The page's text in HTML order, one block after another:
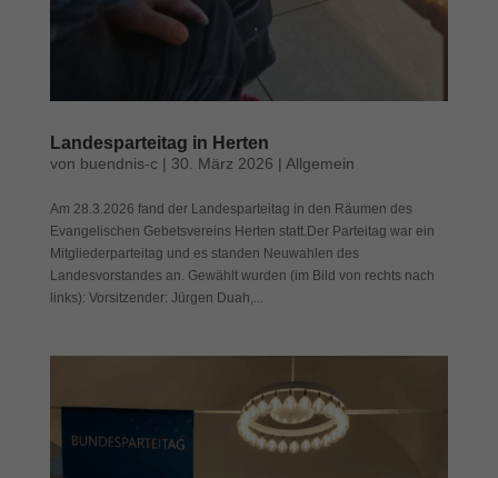
Landesparteitag in Herten
von buendnis-c| 30. März 2026 | Allgemein
Am 28.3.2026 fand der Landesparteitag in den Räumen des
Evangelischen Gebetsvereins Herten statt.Der Parteitag war ein
Mitgliederparteitag und es standen Neuwahlen des
Landesvorstandes an. Gewählt wurden (im Bild von rechts nach
links): Vorsitzender: Jürgen Duah,...